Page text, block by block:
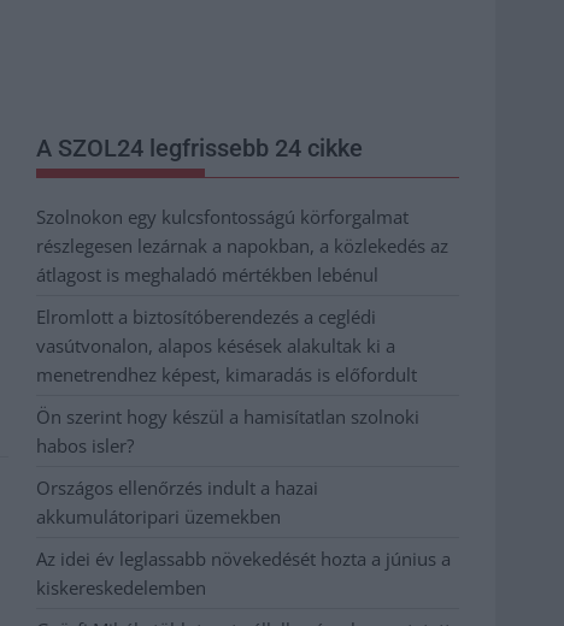
A SZOL24 legfrissebb 24 cikke
Szolnokon egy kulcsfontosságú körforgalmat
részlegesen lezárnak a napokban, a közlekedés az
átlagost is meghaladó mértékben lebénul
Elromlott a biztosítóberendezés a ceglédi
vasútvonalon, alapos késések alakultak ki a
menetrendhez képest, kimaradás is előfordult
Ön szerint hogy készül a hamisítatlan szolnoki
habos isler?
Országos ellenőrzés indult a hazai
akkumulátoripari üzemekben
Az idei év leglassabb növekedését hozta a június a
kiskereskedelemben